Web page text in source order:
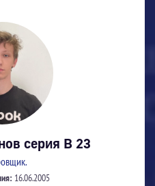
серия В 23
16.06.2005